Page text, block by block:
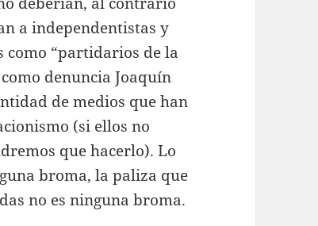
a independentistas y
como “partidarios de la
denuncia Joaquín
de medios que han
(si ellos no
que hacerlo). Lo
broma, la paliza que
no es ninguna broma.